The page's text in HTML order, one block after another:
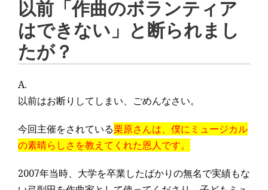
以前「作曲のボランティア
はできない」と断られまし
たが？
A.
以前はお断りしてしまい、ごめんなさい。
今回主催をされている栗原さんは、僕にミュージカル
の素晴らしさを教えてくれた恩人です。
2007年当時、大学を卒業したばかりの無名で実績もな